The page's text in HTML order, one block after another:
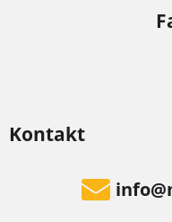
Kontakt
info@